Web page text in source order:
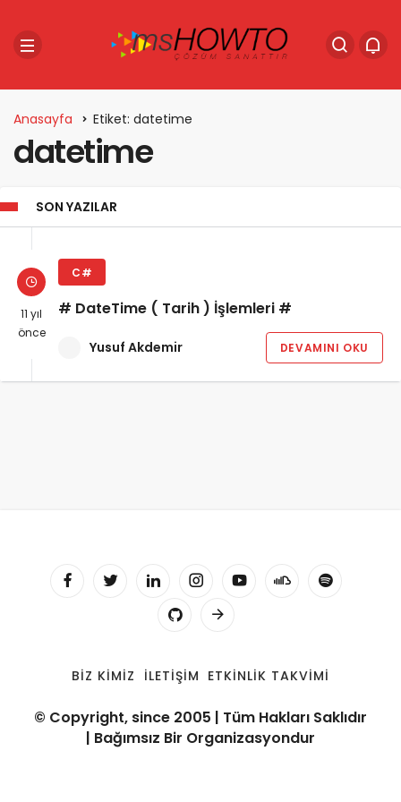
Anasayfa Etiket: datetime
datetime
SON YAZILAR
11 yıl
önce
C#
# DateTime ( Tarih ) İşlemleri #
Yusuf Akdemir DEVAMINI OKU
BIZ KIMIZ İLETIŞIM ETKINLIK TAKVIMI
© Copyright, since 2005 | Tüm Hakları Saklıdır
| Bağımsız Bir Organizasyondur